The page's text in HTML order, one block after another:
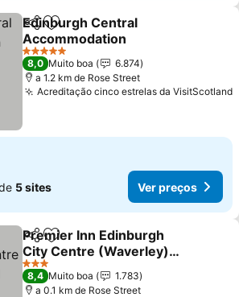
PartilharAdicionar aos favoritos
Edinburgh Central
Accommodation
5 Estrelas
8,0 Muito boa
6.874
a 1.2 km de Rose Street
Acreditação cinco estrelas da VisitScotland
5 sites Ver preços
PartilharAdicionar aos favoritos
Premier Inn Edinburgh
City Centre (Waverley)
hotel
3 Estrelas
8,4 Muito boa
1.783
a 0.1 km de Rose Street